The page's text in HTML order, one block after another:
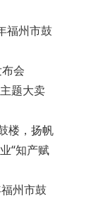
福州市鼓
会
题大卖
楼，扬帆
“知产赋
州市鼓